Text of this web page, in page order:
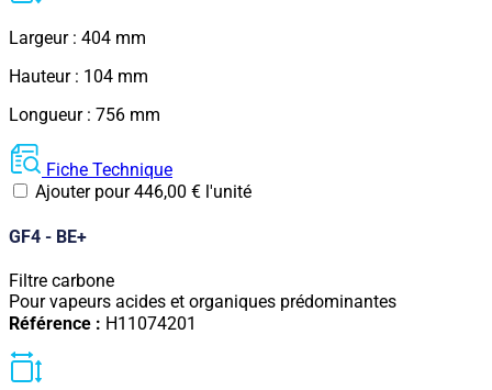
Largeur : 404 mm
Hauteur : 104 mm
Longueur : 756 mm
Fiche Technique
Ajouter pour446,00 € l'unité
GF4 - BE+
Filtre carbone
Pour vapeurs acides et organiques prédominantes
Référence : H11074201